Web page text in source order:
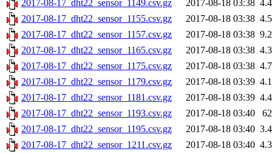
2017-08-17_dht22_sensor_1149.csv.gz
2017-08-18 03:38
2017-08-17_dht22_sensor_1155.csv.gz
2017-08-18 03:38
2017-08-17_dht22_sensor_1157.csv.gz
2017-08-18 03:38
2017-08-17_dht22_sensor_1165.csv.gz
2017-08-18 03:38
2017-08-17_dht22_sensor_1175.csv.gz
2017-08-18 03:38
2017-08-17_dht22_sensor_1179.csv.gz
2017-08-18 03:39
2017-08-17_dht22_sensor_1181.csv.gz
2017-08-18 03:39
2017-08-17_dht22_sensor_1193.csv.gz
2017-08-18 03:40
2017-08-17_dht22_sensor_1195.csv.gz
2017-08-18 03:40
2017-08-17_dht22_sensor_1211.csv.gz
2017-08-18 03:40